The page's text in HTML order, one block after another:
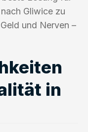
Gliwice zu
und Nerven –
in